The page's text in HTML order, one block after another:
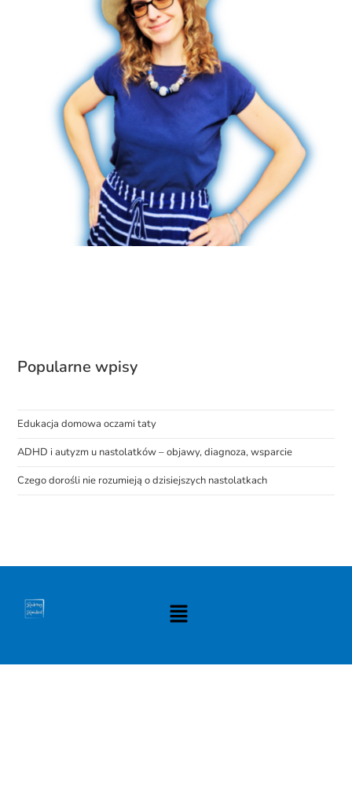
Popularne wpisy
Edukacja domowa oczami taty
ADHD i autyzm u nastolatków – objawy, diagnoza, wsparcie
Czego dorośli nie rozumieją o dzisiejszych nastolatkach